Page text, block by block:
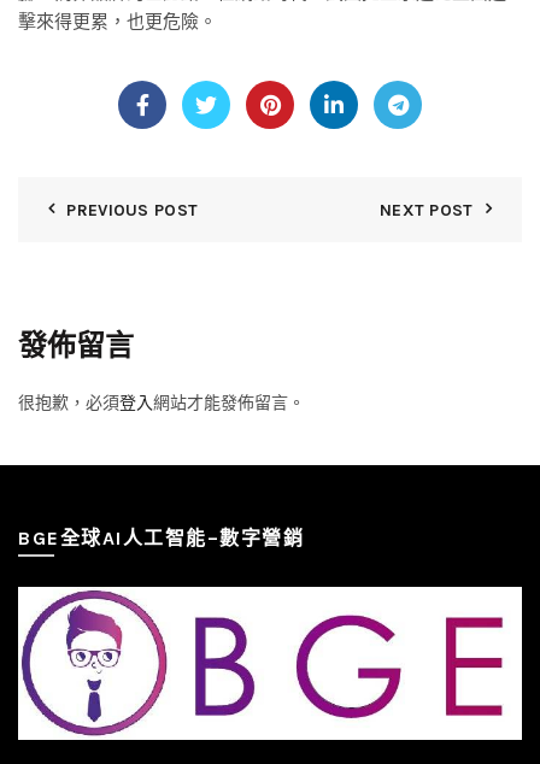
擊來得更累，也更危險。
PREVIOUS POST NEXT POST
發佈留言
很抱歉，必須登入網站才能發佈留言。
BGE全球AI人工智能–數字營銷